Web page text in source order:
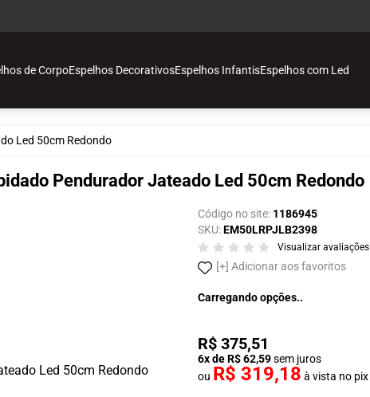
de CorpoEspelhos DecorativosEspelhos InfantisEspelhos com Led
Led 50cm Redondo
Pendurador Jateado Led 50cm Redondo
Código no site: 1186945
SKU:EM50LRPJLB2398
Visualizar avaliações
Adicionar aos favoritos
Carregando opções..
R$ 375,51
6x de R$ 62,59sem juros
ou R$ 319,18 à vista no pix